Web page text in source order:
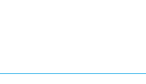
potrebno prijaviti.